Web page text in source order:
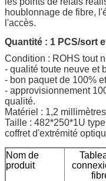
houblonnage de fibre,
l'accès.
Quantité : 1 PCS/sort
Condition : ROHS tout
- qualité toute neuve et
- bon paquet de 100%
- approvisionnement
qualité.
Matériel : 1,2
Taille : 482*250*1U
coffret d'extrémité
Nom de
produit